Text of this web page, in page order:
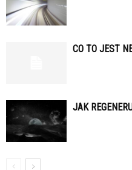
CO TO JEST
JAK